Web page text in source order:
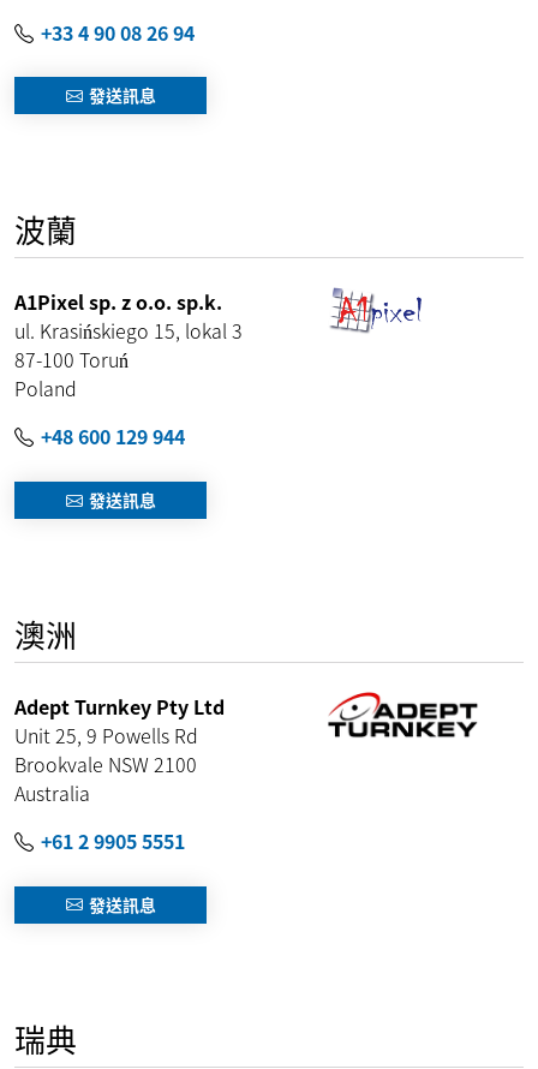
+33 4 90 08 26 94
發送訊息
波蘭
A1Pixel sp. z o.o. sp.k.
ul. Krasińskiego 15, lokal 3
87-100 Toruń
Poland
+48 600 129 944
發送訊息
澳洲
Adept Turnkey Pty Ltd
Unit 25, 9 Powells Rd
Brookvale NSW2100
Australia
+61 2 9905 5551
發送訊息
瑞典